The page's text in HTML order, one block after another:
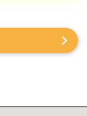
間アクセス数を
、月間問い合
5件まで成長。
取得を目指し医
格取得